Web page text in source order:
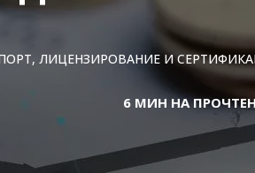
ЛИЦЕНЗИРОВАНИЕ И
6 МИН НА